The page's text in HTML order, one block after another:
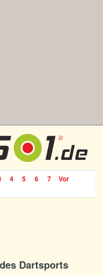
4 5 6 7 Vor
Dartsports